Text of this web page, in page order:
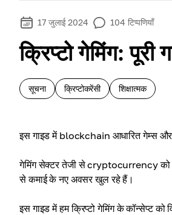
17 जुलाई 2024 104 टिप्पणियाँ
क्रिप्टो गेमिंग: पूरी
सूचना क्रिप्टोकरेंसी शिक्षात्मक
इस गाइड में blockchain आधारित गेम्स
गेमिंग सेक्टर तेजी से cryptocurrency को
से कमाई के नए अवसर खुल रहे हैं।
इस गाइड में हम क्रिप्टो गेमिंग के कॉन्सेप्ट